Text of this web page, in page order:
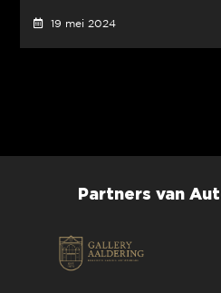
19 mei 2024
Partners van